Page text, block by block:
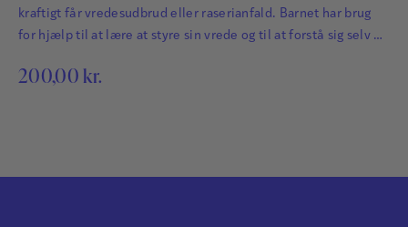
kraftigt får vredesudbrud eller raserianfald. Barnet har brug
for hjælp til at lære at styre sin vrede og til at forstå sig selv og
være med til. Bogen er i to dele: I den…
200,00 kr.